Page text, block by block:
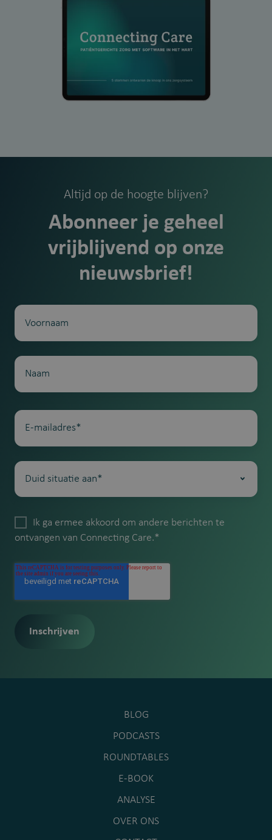
Altijd op de hoogte blijven?
Abonneer je geheel
vrijblijvend op onze
nieuwsbrief!
Ik ga ermee akkoord om andere berichten te
ontvangen van Connecting Care.*
BLOG
PODCASTS
ROUNDTABLES
E-BOOK
ANALYSE
OVER ONS